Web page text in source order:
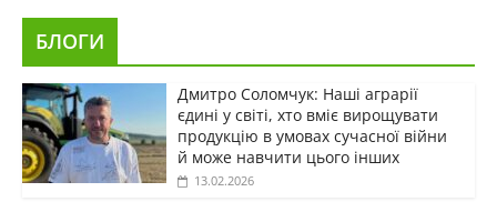
БЛОГИ
Дмитро Соломчук: Наші аграрії
єдині у світі, хто вміє вирощувати
продукцію в умовах сучасної війни
й може навчити цього інших
13.02.2026